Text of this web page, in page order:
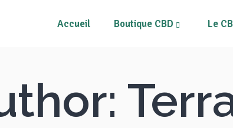
Accueil Boutique CBD
Fleurs CBD
Résines
Le
Néos
Compléments alimentaires
Mon Panier